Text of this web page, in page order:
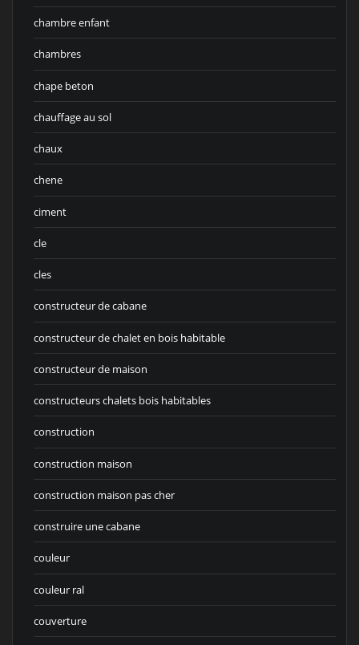
chambre enfant
chambres
chape beton
chauffage au sol
chaux
chene
ciment
cle
cles
constructeur de cabane
constructeur de chalet en bois habitable
constructeur de maison
constructeurs chalets bois habitables
construction
construction maison
construction maison pas cher
construire une cabane
couleur
couleur ral
couverture